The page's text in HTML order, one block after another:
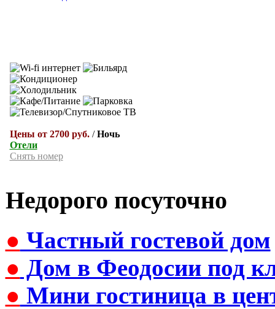
Цены от 2700 руб./Ночь
Отели
Снять номер
Недорого посуточно
● Частный гостевой дом
● Дом в Феодосии под
● Мини гостиница в